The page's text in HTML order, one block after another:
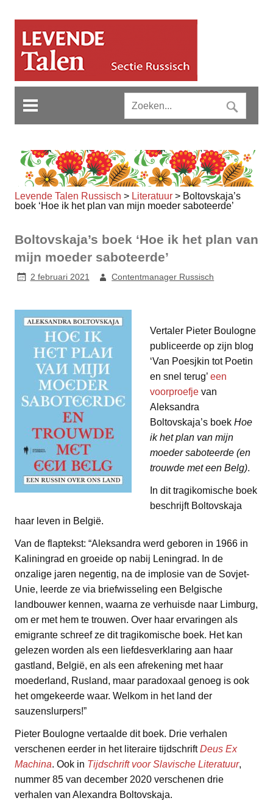
Levende Talen Russisch > Literatuur > Boltovskaja’s
boek ‘Hoe ik het plan van mijn moeder saboteerde’
Boltovskaja’s boek ‘Hoe ik het plan van
mijn moeder saboteerde’
2 februari 2021 Contentmanager Russisch
Vertaler Pieter Boulogne
publiceerde op zijn blog
‘Van Poesjkin tot Poetin
en snel terug’een
voorproefje van
Aleksandra
Boltovskaja’s boekHoe
ik het plan van mijn
moeder saboteerde (en
trouwde met een Belg).
In dit tragikomische boek
beschrijft Boltovskaja
haar leven in België.
Van de flaptekst: “Aleksandra werd geboren in 1966 in
Kaliningrad en groeide op nabij Leningrad. In de
onzalige jaren negentig, na de implosie van de Sovjet-
Unie, leerde ze via briefwisseling een Belgische
landbouwer kennen, waarna ze verhuisde naar Limburg,
om er met hem te trouwen. Over haar ervaringen als
emigrante schreef ze dit tragikomische boek. Het kan
gelezen worden als een liefdesverklaring aan haar
gastland, België, en als een afrekening met haar
moederland, Rusland, maar paradoxaal genoeg is ook
het omgekeerde waar. Welkom in het land der
sauzenslurpers!”
Pieter Boulogne vertaalde dit boek. Drie verhalen
verschenen eerder in het literaire tijdschriftDeus Ex
Machina. Ook in Tijdschrift voor Slavische Literatuur,
nummer 85 van december 2020 verschenen drie
verhalen van Alexandra Boltovskaja.